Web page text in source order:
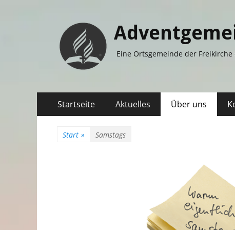
Eine Ortsgemeinde der
Primäres
Menü
Inhalt
Startseite Aktuelles Über uns
Start » Samstags